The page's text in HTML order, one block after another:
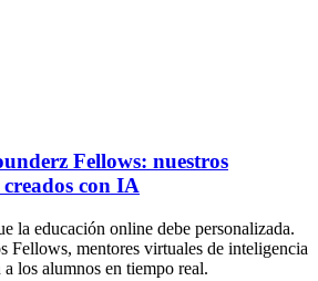
Fellows: nuestros
con IA
la educación online debe personalizada.
Fellows, mentores virtuales de inteligencia
los alumnos en tiempo real.